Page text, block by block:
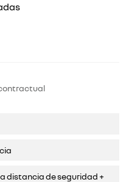
distancia de seguridad +